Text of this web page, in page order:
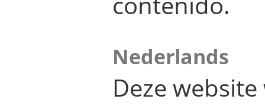
Nederlands
Deze